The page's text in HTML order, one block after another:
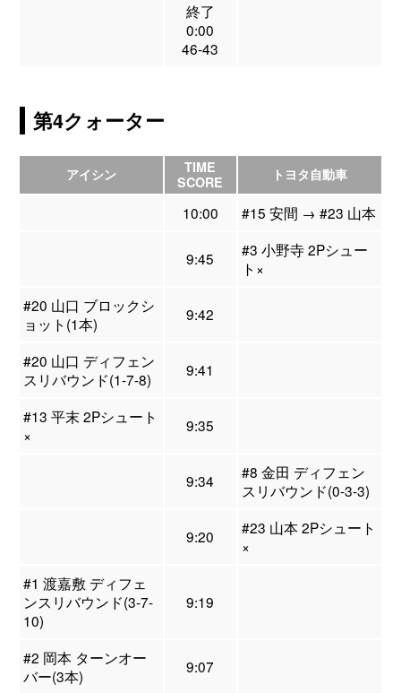
終了
0:00
46-43
第4クォーター
アイシン
TIME
SCORE
トヨタ自動車
10:00 #15 安間 → #23 山本
9:45
#3 小野寺 2Pシュー
ト×
#20 山口 ブロックシ
ョット(1本)
9:42
#20 山口 ディフェン
スリバウンド(1-7-8)
9:41
#13 平末 2Pシュート
×
9:35
9:34
#8 金田 ディフェン
スリバウンド(0-3-3)
9:20
#23 山本 2Pシュート
×
#1 渡嘉敷 ディフェ
ンスリバウンド(3-7-
10)
9:19
#2 岡本 ターンオー
バー(3本)
9:07